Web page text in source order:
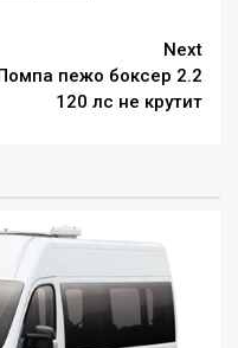
Next
пежо боксер 2.2
120 лс не крутит